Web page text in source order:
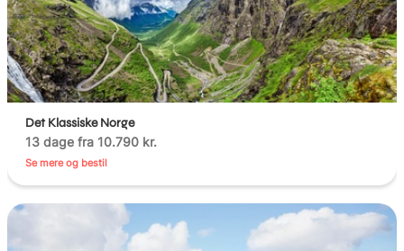
Det Klassiske Norge
13 dage fra 10.790 kr.
Se mere og bestil